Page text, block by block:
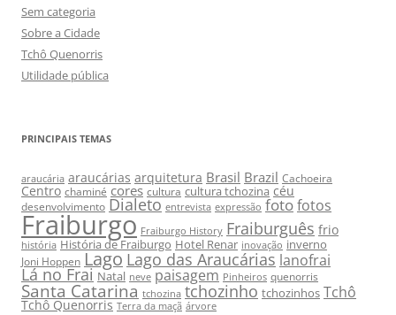
Sem categoria
Sobre a Cidade
Tchô Quenorris
Utilidade pública
PRINCIPAIS TEMAS
araucária araucárias arquitetura Brasil Brazil Cachoeira
Centro chaminé cores cultura cultura tchozina céu
desenvolvimento Dialeto entrevista expressão fotofotos
Fraiburgo Fraiburgo History Fraiburguês frio
história História de Fraiburgo Hotel Renar inovação inverno
Joni Hoppen Lago Lago das Araucárias lanofrai
Lá no Frai Natal neve paisagem Pinheiros quenorris
Santa Catarina tchozina tchozinho tchozinhos Tchô
Tchô Quenorris Terra da maçã árvore